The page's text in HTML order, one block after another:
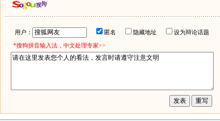
用户： 匿名 隐藏地址
设为辩论话题
*搜狗拼音输入法，中文处理专家>>